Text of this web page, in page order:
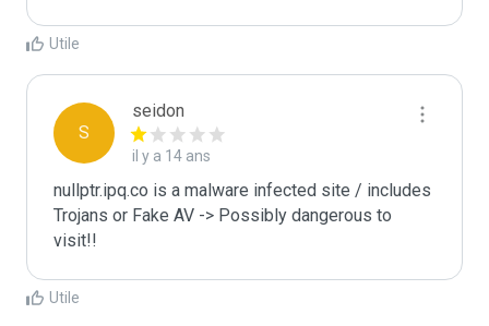
Utile
S
seidon
il y a 14 ans
nullptr.ipq.co is a malware infected site / includes
Trojans or Fake AV -> Possibly dangerous to
visit!!
Utile